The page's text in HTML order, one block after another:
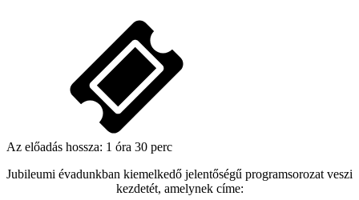
Az előadás hossza: 1 óra 30 perc
Jubileumi évadunkban kiemelkedő jelentőségű programsorozat veszi
kezdetét, amelynek címe: